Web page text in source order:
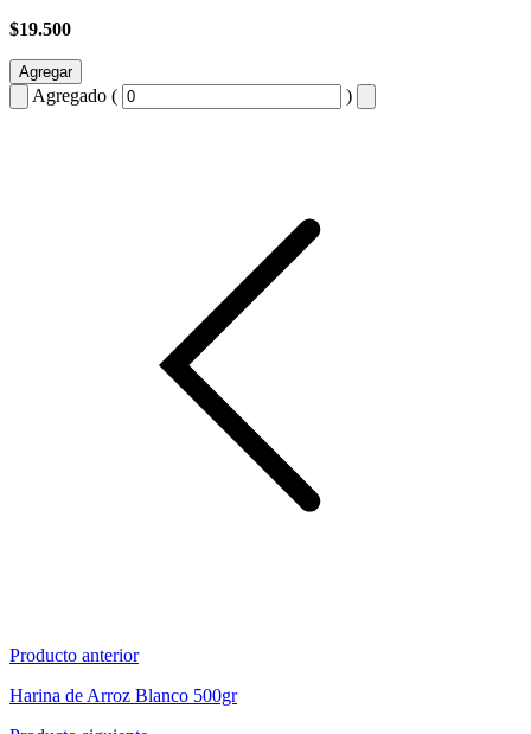
$19.500
Agregar
Agregado ( )
Producto anterior
Harina de Arroz Blanco 500gr